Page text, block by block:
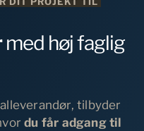
med høj faglig
tilbyder
du får adgang til